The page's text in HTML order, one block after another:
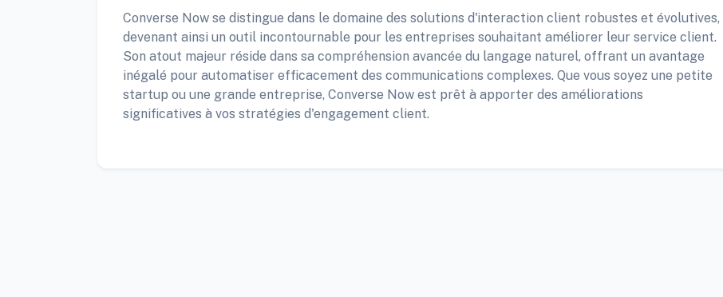
Converse Now se distingue dans le domaine des solutions d'interaction client robustes et évolutives,
devenant ainsi un outil incontournable pour les entreprises souhaitant améliorer leur service client.
Son atout majeur réside dans sa compréhension avancée du langage naturel, offrant un avantage
inégalé pour automatiser efficacement des communications complexes. Que vous soyez une petite
startup ou une grande entreprise, Converse Now est prêt à apporter des améliorations
significatives à vos stratégies d'engagement client.